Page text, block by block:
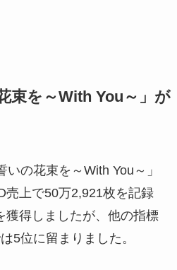
束を～With You～」が
の花束を～With You～」
売上で50万2,921枚を記録
獲得しましたが、他の指標
5位に留まりました。